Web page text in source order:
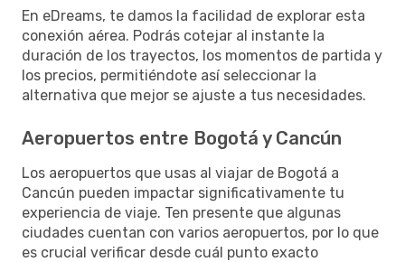
En eDreams, te damos la facilidad de explorar esta
conexión aérea. Podrás cotejar al instante la
duración de los trayectos, los momentos de partida y
los precios, permitiéndote así seleccionar la
alternativa que mejor se ajuste a tus necesidades.
Aeropuertos entre Bogotá y Cancún
Los aeropuertos que usas al viajar de Bogotá a
Cancún pueden impactar significativamente tu
experiencia de viaje. Ten presente que algunas
ciudades cuentan con varios aeropuertos, por lo que
es crucial verificar desde cuál punto exacto